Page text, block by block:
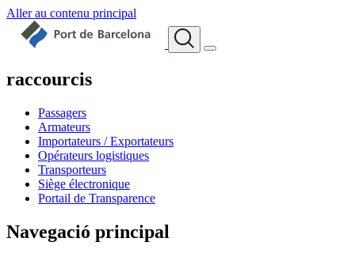
Aller au contenu principal
raccourcis
Passagers
Armateurs
Importateurs / Exportateurs
Opérateurs logistiques
Transporteurs
Siège électronique
Portail de Transparence
Navegació principal